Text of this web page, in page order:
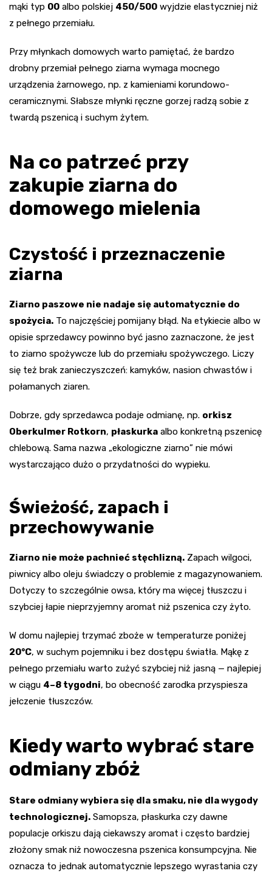
mąki typ 00 albo polskiej 450/500 wyjdzie elastyczniej niż
z pełnego przemiału.
Przy młynkach domowych warto pamiętać, że bardzo
drobny przemiał pełnego ziarna wymaga mocnego
urządzenia żarnowego, np. z kamieniami korundowo-
ceramicznymi. Słabsze młynki ręczne gorzej radzą sobie z
twardą pszenicą i suchym żytem.
Na co patrzeć przy
zakupie ziarna do
domowego mielenia
Czystość i przeznaczenie
ziarna
Ziarno paszowe nie nadaje się automatycznie do
spożycia. To najczęściej pomijany błąd. Na etykiecie albo w
opisie sprzedawcy powinno być jasno zaznaczone, że jest
to ziarno spożywcze lub do przemiału spożywczego. Liczy
się też brak zanieczyszczeń: kamyków, nasion chwastów i
połamanych ziaren.
Dobrze, gdy sprzedawca podaje odmianę, np. orkisz
Oberkulmer Rotkorn, płaskurka albo konkretną pszenicę
chlebową. Sama nazwa „ekologiczne ziarno” nie mówi
wystarczająco dużo o przydatności do wypieku.
Świeżość, zapach i
przechowywanie
Ziarno nie może pachnieć stęchlizną. Zapach wilgoci,
piwnicy albo oleju świadczy o problemie z magazynowaniem.
Dotyczy to szczególnie owsa, który ma więcej tłuszczu i
szybciej łapie nieprzyjemny aromat niż pszenica czy żyto.
W domu najlepiej trzymać zboże w temperaturze poniżej
20°C, w suchym pojemniku i bez dostępu światła. Mąkę z
pełnego przemiału warto zużyć szybciej niż jasną — najlepiej
w ciągu 4–8 tygodni, bo obecność zarodka przyspiesza
jełczenie tłuszczów.
Kiedy warto wybrać stare
odmiany zbóż
Stare odmiany wybiera się dla smaku, nie dla wygody
technologicznej. Samopsza, płaskurka czy dawne
populacje orkiszu dają ciekawszy aromat i często bardziej
złożony smak niż nowoczesna pszenica konsumpcyjna. Nie
oznacza to jednak automatycznie lepszego wyrastania czy